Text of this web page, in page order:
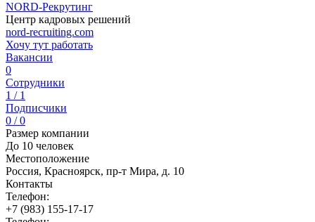
NORD-Рекрутинг
Центр кадровых решений
nord-recruiting.com
Хочу тут работать
Вакансии
0
Сотрудники
1 / 1
Подписчики
0 / 0
Размер компании
До 10 человек
Местоположение
Россия, Красноярск, пр-т Мира, д. 10
Контакты
Телефон:
+7 (983) 155-17-17